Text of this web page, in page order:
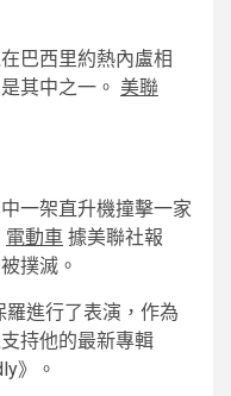
巴西里約熱內盧相
其中之一。 美聯
一架直升機撞擊一家
電動車 據美聯社報
撲滅。
羅進行了表演，作為
持他的最新專輯
》。